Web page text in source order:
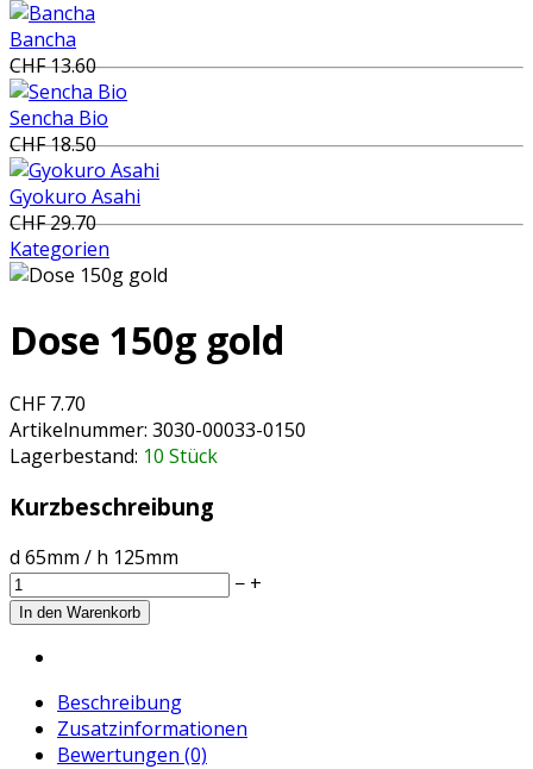
Bancha
CHF 13.60
Sencha Bio
CHF 18.50
Gyokuro Asahi
CHF 29.70
Kategorien
Dose 150g gold
CHF 7.70
Artikelnummer: 3030-00033-0150
Lagerbestand: 10 Stück
Kurzbeschreibung
d 65mm / h 125mm
− +
Beschreibung
Zusatzinformationen
Bewertungen (0)